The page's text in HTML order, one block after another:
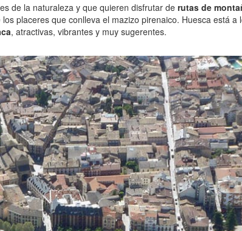
de la naturaleza y que quieren disfrutar de rutas de
placeres que conlleva el mazizo pirenaico. Huesca está a
, atractivas, vibrantes y muy sugerentes.